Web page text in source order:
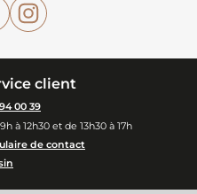
client
00 39
à 12h30 et de 13h30 à 17h
de contact